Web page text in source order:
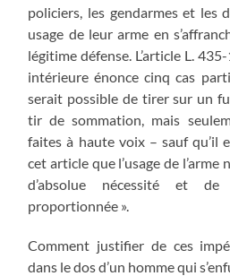
policiers, les gendarmes et les
usage de leur arme en
légitime défense. L’article L.
intérieure énonce cinq cas
serait possible de tirer sur un
tir de sommation, mais
faites à haute voix – sauf qu’il
cet article que l’usage de l’arme
d’absolue nécessité et de
proportionnée ».
Comment justifier de ces
dans le dos d’un homme qui